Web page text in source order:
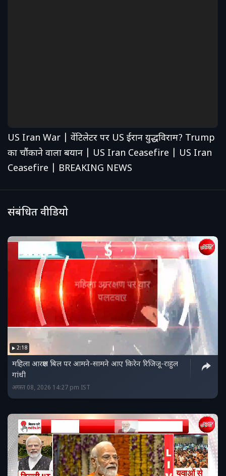
US Iran War | वेंटिलेटर पर US ईरान युद्धविराम? Trump
का चौंकाने वाला बयान | US Iran Ceasefire | US Iran
Ceasefire | BREAKING NEWS
संबंधित वीडियो
2:18
महिला आरक्षण बिल पर आमने-सामने आए किरेन रिजिजू-राहुल
गांधी
अगस्त 08, 2026 14:27 pm IST